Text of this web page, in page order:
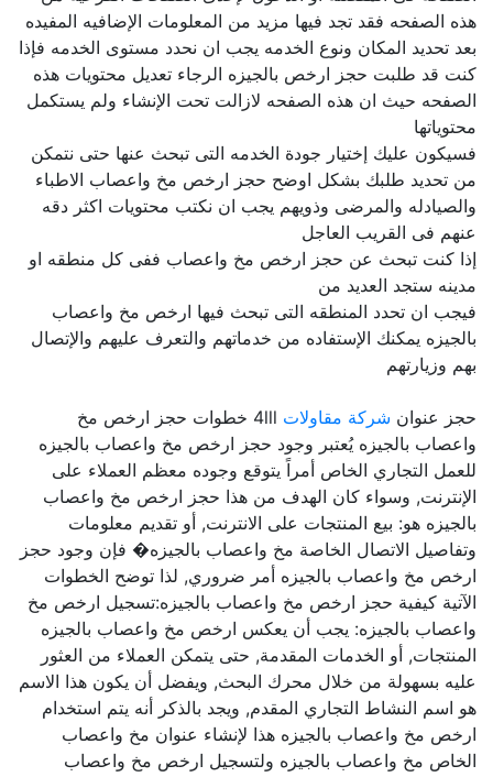
هذه الصفحه فقد تجد فيها مزيد من المعلومات الإضافيه المفيده
بعد تحديد المكان ونوع الخدمه يجب ان نحدد مستوى الخدمه فإذا
كنت قد طلبت حجز ارخص بالجيزه الرجاء تعديل محتويات هذه
الصفحه حيث ان هذه الصفحه لازالت تحت الإنشاء ولم يستكمل
محتوياتها
فسيكون عليك إختيار جودة الخدمه التى تبحث عنها حتى نتمكن
من تحديد طلبك بشكل اوضح حجز ارخص مخ واعصاب الاطباء
والصيادله والمرضى وذويهم يجب ان نكتب محتويات اكثر دقه
عنهم فى القريب العاجل
إذا كنت تبحث عن حجز ارخص مخ واعصاب ففى كل منطقه او
مدينه ستجد العديد من
فيجب ان تحدد المنطقه التى تبحث فيها ارخص مخ واعصاب
بالجيزه يمكنك الإستفاده من خدماتهم والتعرف عليهم والإتصال
بهم وزيارتهم
حجز عنوانشركة مقاولات
4lll خطوات حجز ارخص مخ
واعصاب بالجيزه يُعتبر وجود حجز ارخص مخ واعصاب بالجيزه
للعمل التجاري الخاص أمراً يتوقع وجوده معظم العملاء على
الإنترنت, وسواء كان الهدف من هذا حجز ارخص مخ واعصاب
بالجيزه هو: بيع المنتجات على الانترنت, أو تقديم معلومات
وتفاصيل الاتصال الخاصة مخ واعصاب بالجيزه� فإن وجود حجز
ارخص مخ واعصاب بالجيزه أمر ضروري, لذا توضح الخطوات
الآتية كيفية حجز ارخص مخ واعصاب بالجيزه:تسجيل ارخص مخ
واعصاب بالجيزه: يجب أن يعكس ارخص مخ واعصاب بالجيزه
المنتجات, أو الخدمات المقدمة, حتى يتمكن العملاء من العثور
عليه بسهولة من خلال محرك البحث, ويفضل أن يكون هذا الاسم
هو اسم النشاط التجاري المقدم, ويجد بالذكر أنه يتم استخدام
ارخص مخ واعصاب بالجيزه هذا لإنشاء عنوان مخ واعصاب
الخاص مخ واعصاب بالجيزه ولتسجيل ارخص مخ واعصاب